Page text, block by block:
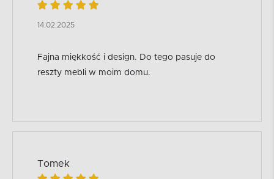
14.02.2025
Fajna miękkość i design. Do tego pasuje do
reszty mebli w moim domu.
Tomek